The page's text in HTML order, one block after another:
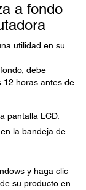
a fondo
utilidad en su
debe
12 horas antes de
pantalla LCD.
la bandeja de
y haga clic
de su producto en